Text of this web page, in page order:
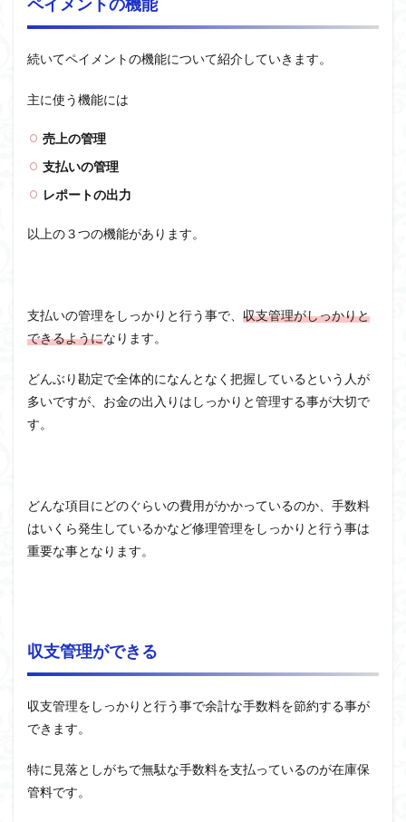
続いてペイメントの機能について紹介していきます。
主に使う機能には
売上の管理
支払いの管理
レポートの出力
以上の３つの機能があります。
支払いの管理をしっかりと行う事で、 収支管理がしっかりと
できるようになります。
どんぶり勘定で全体的になんとなく把握しているという人が
多いですが、お金の出入りはしっかりと管理する事が大切で
す。
どんな項目にどのぐらいの費用がかかっているのか、手数料
はいくら発生しているかなど修理管理をしっかりと行う事は
重要な事となります。
収支管理ができる
収支管理をしっかりと行う事で余計な手数料を節約する事が
できます。
特に見落としがちで無駄な手数料を支払っているのが在庫保
管料です。